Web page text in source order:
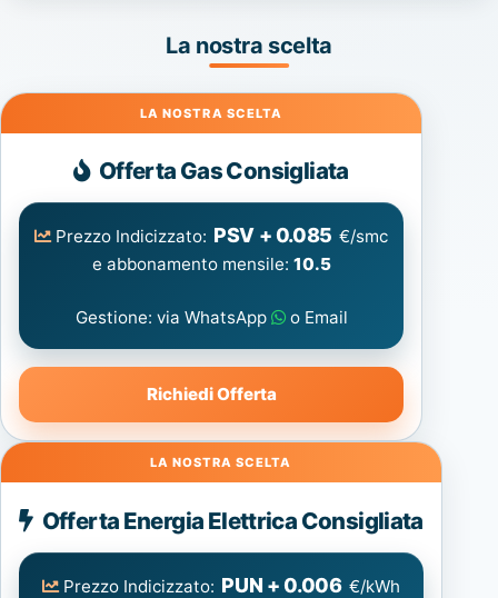
La nostra scelta
Gas
Offerta Gas Consigliata
Prezzo Indicizzato: PSV + 0.085 €/smc
e abbonamento mensile: 10.5
Gestione: via WhatsApp o Email
Richiedi Offerta
Energia
Elettrica
consigliata
Offerta Energia Elettrica Consigliata
Prezzo Indicizzato: PUN + 0.006 €/kWh